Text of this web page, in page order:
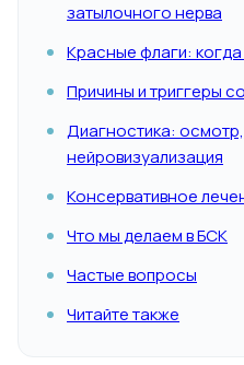
затылочного нерва
Красные флаги:
Причины и триггеры
Диагностика:
нейровизуализация
Консервативное
Что мы делаем в БСК
Частые вопросы
Читайте также